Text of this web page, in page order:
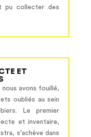
pu collecter des
ET
nous avons fouillé,
oubliés au sein
Le premier
et inventaire,
s'achève dans